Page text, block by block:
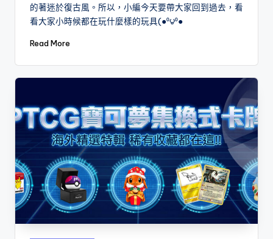
的著迷於復古風。所以，小編今天要帶大家回到過去，看
看大家小時候都在玩什麼樣的玩具(●⁰౪⁰●
Read More